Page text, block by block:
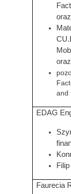
oraz
and
EDAG
Faurecia